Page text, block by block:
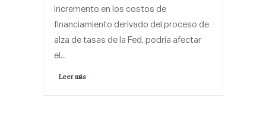
incremento en los costos de
financiamiento derivado del proceso de
alza de tasas de la Fed, podría afectar
el…
Leer más